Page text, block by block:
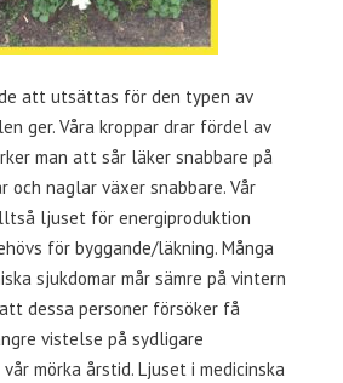
att utsättas för den typen av
ger. Våra kroppar drar fördel av
man att sår läker snabbare på
och naglar växer snabbare. Vår
ljuset för energiproduktion
för byggande/läkning. Många
sjukdomar mår sämre på vintern
dessa personer försöker få
vistelse på sydligare
mörka årstid. Ljuset i medicinska